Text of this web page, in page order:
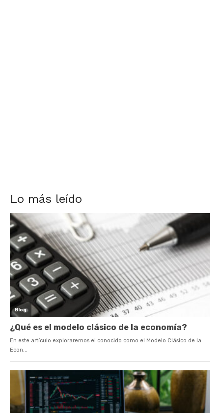
Lo más leído